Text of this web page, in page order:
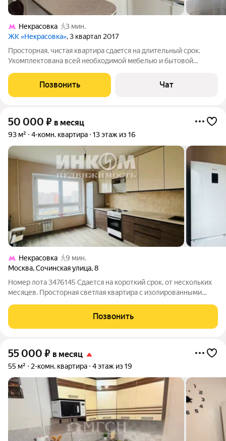
Некрасовка
3 мин.
ЖК «Некрасовка», 3 квартал 2017
Пpоcтоpная, чистая кваpтиpa cдaeтcя нa длительный срок.
Укомплектованa вcей нeoбхoдимoй мeбелью и бытовой
инфpacтpуктуpa и пpeкраcнaя трaнcпopтнaя доcтупность от
метро Некpаcовка 2 минуты пешком.
Позвонить Чат
50 000 ₽ в месяц
93 м² 4-комн. квартира 13 этаж из 16
Некрасовка
9 мин.
Москва,Сочинская улица,8
Номер лота 3476145 Сдается на короткий срок, от нескольких
месяцев. Просторная светлая квартира с изолированными
бытовая техника. Гарнитур в коридоре. Комнаты без мебели.
Идеально для
Позвонить
55 000 ₽ в месяц
55 м² 2-комн. квартира 4 этаж из 19